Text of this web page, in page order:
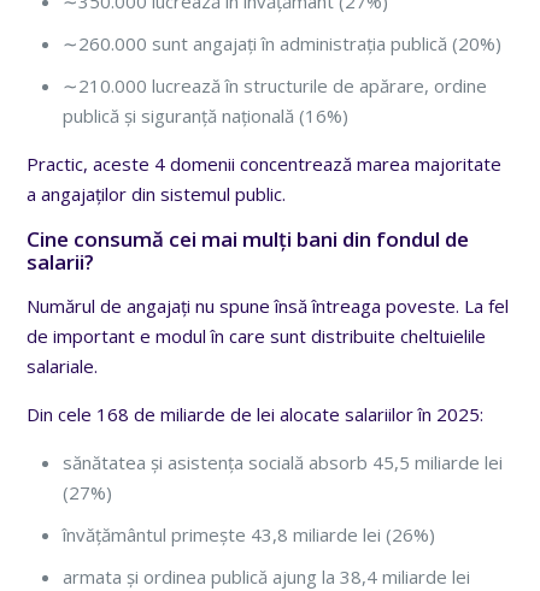
∼260.000 sunt angajați în administrația publică (20%)
∼210.000 lucrează în structurile de apărare, ordine
publică și siguranță națională (16%)
Practic, aceste 4 domenii concentrează marea majoritate
a angajaților din sistemul public.
Cine consumă cei mai mulți bani din fondul de
salarii?
Numărul de angajați nu spune însă întreaga poveste. La fel
de important e modul în care sunt distribuite cheltuielile
salariale.
Din cele 168 de miliarde de lei alocate salariilor în 2025:
sănătatea și asistența socială absorb 45,5 miliarde lei
(27%)
învățământul primește 43,8 miliarde lei (26%)
armata și ordinea publică ajung la 38,4 miliarde lei